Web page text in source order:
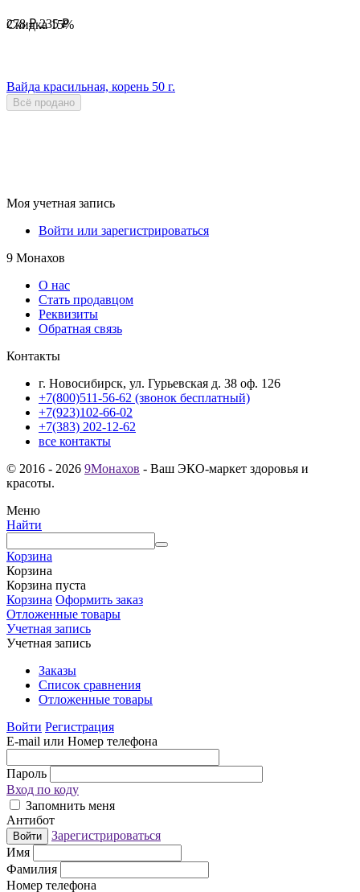
Скидка15%
278 ₽ 235 ₽
Вайда красильная, корень 50 г.
Всё продано
Моя учетная запись
Войти или зарегистрироваться
9 Монахов
О нас
Стать продавцом
Реквизиты
Обратная связь
Контакты
г. Новосибирск, ул. Гурьевская д. 38 оф. 126
+7(800)511-56-62 (звонок бесплатный)
+7(923)102-66-02
+7(383) 202-12-62
все контакты
© 2016 - 2026 9Монахов - Ваш ЭКО-маркет здоровья и
красоты.
Меню
Найти
Корзина
Корзина
Корзина пуста
Корзина Оформить заказ
Отложенные товары
Учетная запись
Учетная запись
Заказы
Список сравнения
Отложенные товары
Войти Регистрация
E-mail или Номер телефона
Пароль
Вход по коду
Запомнить меня
Антибот
Войти
Зарегистрироваться
Имя
Фамилия
Номер телефона